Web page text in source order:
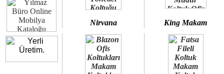
Nirvana King Makam